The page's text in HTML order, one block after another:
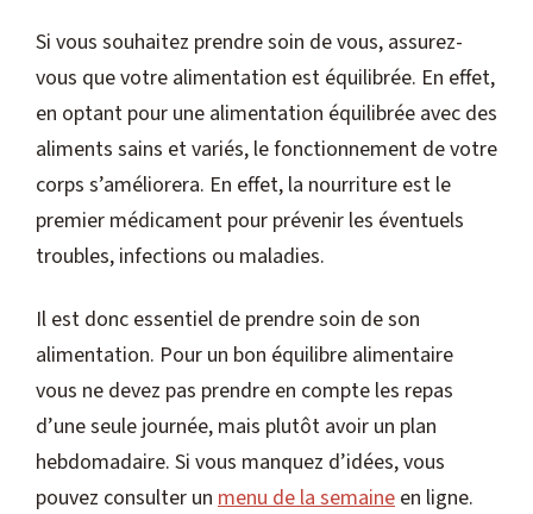
Si vous souhaitez prendre soin de vous, assurez-
vous que votre alimentation est équilibrée. En effet,
en optant pour une alimentation équilibrée avec des
aliments sains et variés, le fonctionnement de votre
corps s’améliorera. En effet, la nourriture est le
premier médicament pour prévenir les éventuels
troubles, infections ou maladies.
Il est donc essentiel de prendre soin de son
alimentation. Pour un bon équilibre alimentaire
vous ne devez pas prendre en compte les repas
d’une seule journée, mais plutôt avoir un plan
hebdomadaire. Si vous manquez d’idées, vous
pouvez consulter un menu de la semaine en ligne.